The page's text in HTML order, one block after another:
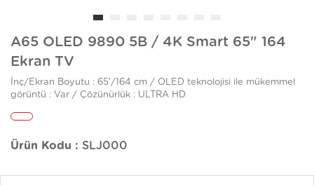
A65 OLED 9890 5B / 4K Smart 65" 164
Ekran TV
İnç/Ekran Boyutu : 65'/164 cm / OLED teknolojisi ile mükemmel
görüntü : Var / Çözünürlük : ULTRA HD
Ürün Kodu : SLJ000